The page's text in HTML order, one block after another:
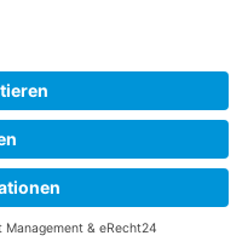
sulzbach-
1871 e.V.
|